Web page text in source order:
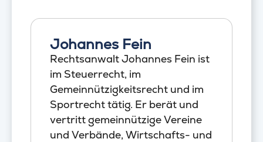
Johannes Fein
Rechtsanwalt Johannes Fein ist
im Steuerrecht, im
Gemeinnützigkeitsrecht und im
Sportrecht tätig. Er berät und
vertritt gemeinnützige Vereine
und Verbände, Wirtschafts- und